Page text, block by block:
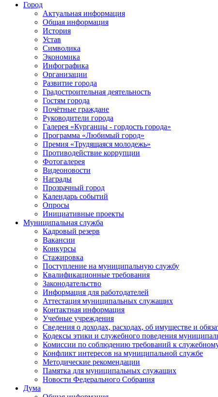
Город
Актуальная информация
Общая информация
История
Устав
Символика
Экономика
Инфографика
Организации
Развитие города
Градостроительная деятельность
Гостям города
Почётные граждане
Руководители города
Галерея «Курганцы - гордость города»
Программа «Любимый город»
Премия «Трудящаяся молодежь»
Противодействие коррупции
Фотогалерея
Видеоновости
Награды
Прозрачный город
Календарь событий
Опросы
Инициативные проекты
Муниципальная служба
Кадровый резерв
Вакансии
Конкурсы
Стажировка
Поступление на муниципальную службу
Квалификационные требования
Законодательство
Информация для работодателей
Аттестация муниципальных служащих
Контактная информация
Учебные учреждения
Сведения о доходах, расходах, об имуществе и
Кодексы этики и служебного поведения
Комиссии по соблюдению требований к
Конфликт интересов на муниципальной службе
Методические рекомендации
Памятка для муниципальных служащих
Новости Федерального Cобрания
Дума